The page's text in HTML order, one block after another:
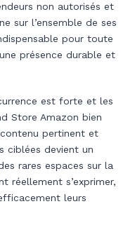
non autorisés et
sur l’ensemble de ses
pour toute
présence durable et
est forte et les
Store Amazon bien
pertinent et
ciblées devient un
rares espaces sur la
réellement s’exprimer,
leurs